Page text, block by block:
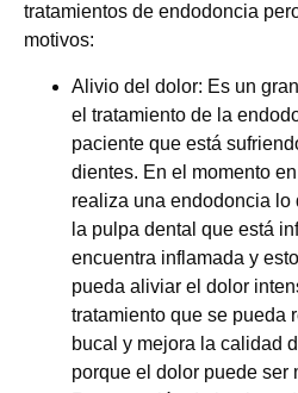
tratamientos de endodoncia
motivos:
Alivio del dolor: Es un
el tratamiento de la
paciente que está
dientes. En el momento
realiza una endodoncia lo
la pulpa dental que está
encuentra inflamada y
pueda aliviar el dolor
tratamiento que se pueda
bucal y mejora la calidad
porque el dolor puede ser